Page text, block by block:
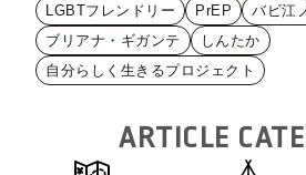
LGBTフレンドリー
PrEP
バビ江
ブリアナ・ギガンテ
しんたか
自分らしく生きるプロジェクト
ARTICLE